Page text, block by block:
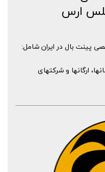
ارس​​​​
پینت بال در ایران شامل:
ارگانها و شرکتهای